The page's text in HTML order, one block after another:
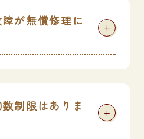
が無償修理に
+
制限はありま
+